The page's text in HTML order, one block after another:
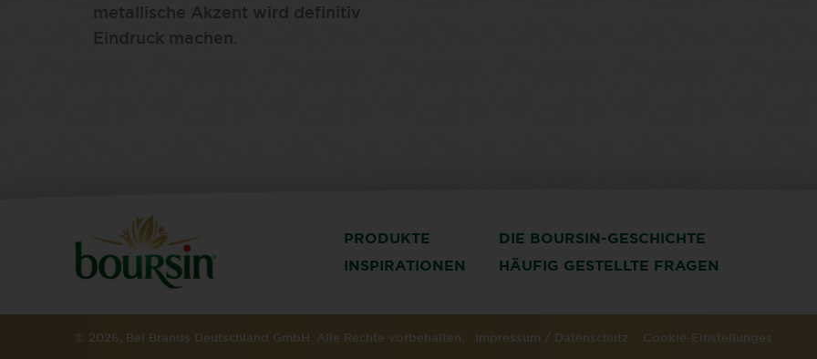
metallische Akzent wird definitiv
Eindruck machen.
PRODUKTE
DIE BOURSIN-GESCHICHTE
INSPIRATIONEN
HÄUFIG GESTELLTE FRAGEN
© 2026, Bel Brands Deutschland GmbH. Alle Rechte vorbehalten. Impressum / Datenschutz Cookie-Einstellunges